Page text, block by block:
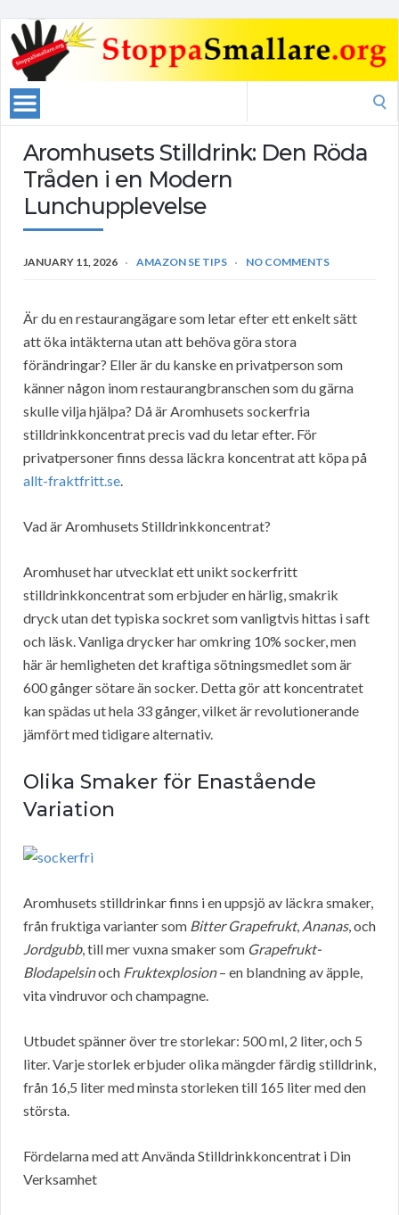
Aromhusets Stilldrink: Den Röda
Tråden i en Modern
Lunchupplevelse
JANUARY 11, 2026 AMAZON SE TIPS NO COMMENTS
Är du en restaurangägare som letar efter ett enkelt sätt
att öka intäkterna utan att behöva göra stora
förändringar? Eller är du kanske en privatperson som
känner någon inom restaurangbranschen som du gärna
skulle vilja hjälpa? Då är Aromhusets sockerfria
stilldrinkkoncentrat precis vad du letar efter. För
privatpersoner finns dessa läckra koncentrat att köpa på
allt-fraktfritt.se.
Vad är Aromhusets Stilldrinkkoncentrat?
Aromhuset har utvecklat ett unikt sockerfritt
stilldrinkkoncentrat som erbjuder en härlig, smakrik
dryck utan det typiska sockret som vanligtvis hittas i saft
och läsk. Vanliga drycker har omkring 10% socker, men
här är hemligheten det kraftiga sötningsmedlet som är
600 gånger sötare än socker. Detta gör att koncentratet
kan spädas ut hela 33 gånger, vilket är revolutionerande
jämfört med tidigare alternativ.
Olika Smaker för Enastående
Variation
Aromhusets stilldrinkar finns i en uppsjö av läckra smaker,
från fruktiga varianter som Bitter Grapefrukt, Ananas, och
Jordgubb, till mer vuxna smaker som Grapefrukt-
Blodapelsinoch Fruktexplosion– en blandning av äpple,
vita vindruvor och champagne.
Utbudet spänner över tre storlekar: 500 ml, 2 liter, och 5
liter. Varje storlek erbjuder olika mängder färdig stilldrink,
från 16,5 liter med minsta storleken till 165 liter med den
största.
Fördelarna med att Använda Stilldrinkkoncentrat i Din
Verksamhet